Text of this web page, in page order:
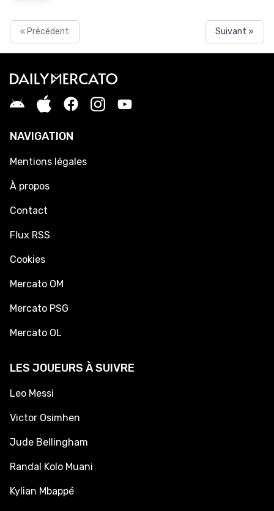
« Précédent Suivant »
NAVIGATION
Mentions légales
À propos
Contact
Flux RSS
Cookies
Mercato OM
Mercato PSG
Mercato OL
LES JOUEURS À SUIVRE
Leo Messi
Victor Osimhen
Jude Bellingham
Randal Kolo Muani
Kylian Mbappé